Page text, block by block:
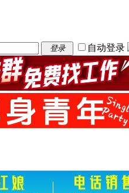
登录 自动登录